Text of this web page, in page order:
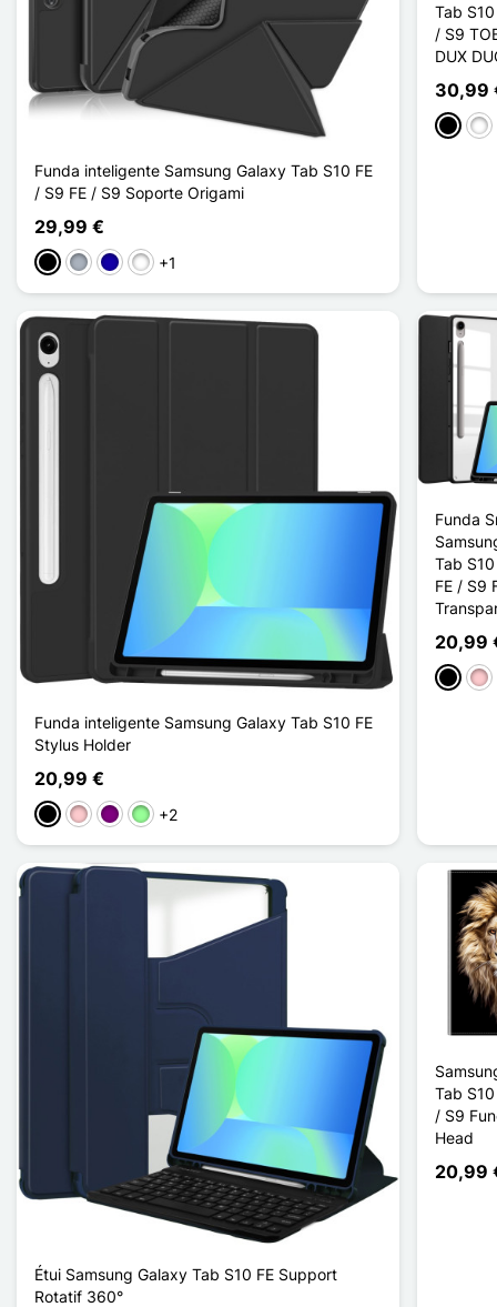
Funda inteligente Samsung Galaxy Tab S10 FE
/ S9 FE / S9 Soporte Origami
29,99 €
NegroGris Azul oscuro
Bleu Ciel
+1
Tab
/ S9
DUX
30,99
Negro
Funda inteligente Samsung Galaxy Tab S10 FE
Stylus Holder
20,99 €
NegroRosaPúrpuraVert Menthe
+2
Funda
Tab
FE / S9
20,99
Negro
Étui Samsung Galaxy Tab S10 FE Support
Rotatif 360°
Tab
/ S9
Head
20,99